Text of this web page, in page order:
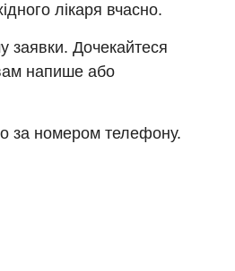
лікаря вчасно.
заявки. Дочекайтеся
напише або
за номером телефону.